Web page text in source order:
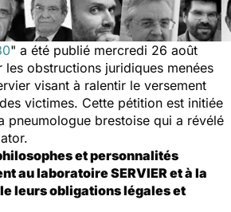
" a été publié mercredi 26 août
les obstructions juridiques menées
visant à ralentir le versement
victimes. Cette pétition est initiée
pneumologue brestoise qui a révélé
et personnalités
au laboratoire SERVIER et à la
leurs obligations légales et